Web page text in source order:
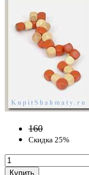
160
Скидка 25%